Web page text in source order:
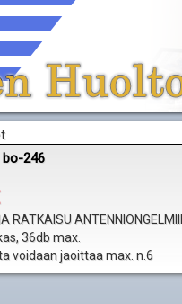
246
RATKAISU
36db max.
voidaan jaoittaa max. n.6